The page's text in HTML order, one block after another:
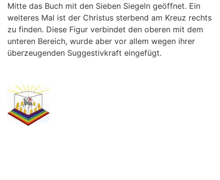
Mitte das Buch mit den Sieben Siegeln geöffnet. Ein
weiteres Mal ist der Christus sterbend am Kreuz rechts
zu finden. Diese Figur verbindet den oberen mit dem
unteren Bereich, wurde aber vor allem wegen ihrer
überzeugenden Suggestivkraft eingefügt.